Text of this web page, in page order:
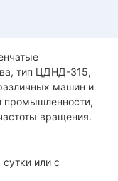
тип ЦДНД-315,
машин и
промышленности,
вращения.
или с